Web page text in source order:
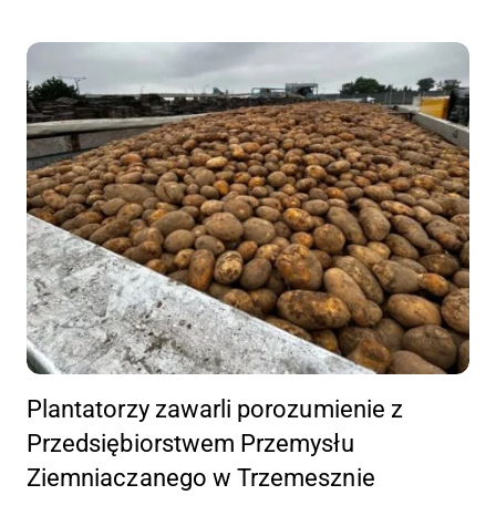
Plantatorzy zawarli porozumienie z
Przedsiębiorstwem Przemysłu
Ziemniaczanego w Trzemesznie